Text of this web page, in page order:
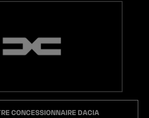
CONCESSIONNAIRE DACIA